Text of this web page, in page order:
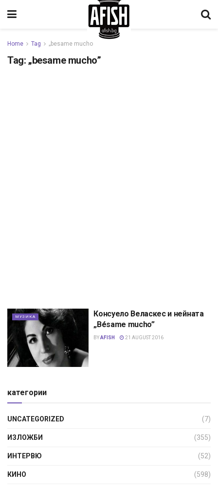
Home Tag „besame mucho”
Tag: „besame mucho”
МУЗИКА
Консуело Веласкес и нейната
„Bésame mucho”
BYAFISH 21 AUGUST 2016
категории
UNCATEGORIZED (7)
ИЗЛОЖБИ (355)
ИНТЕРВЮ (52)
КИНО (598)